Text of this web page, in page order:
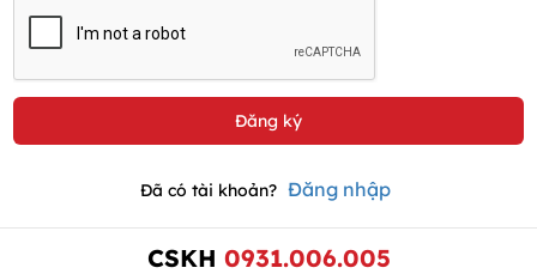
Đã có tài khoản? Đăng nhập
CSKH 0931.006.005